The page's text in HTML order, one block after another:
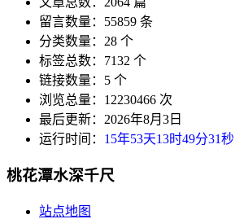
留言数量：55859 条
分类数量：28 个
标签总数：7132 个
链接数量：5 个
浏览总量：12230466 次
最后更新：2026年8月3日
运行时间： 15年53天13时49分32秒
桃花潭水深千尺
站点地图